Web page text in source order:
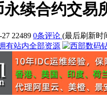
续合约交易
27 22489 0条评论 (最后刷新时